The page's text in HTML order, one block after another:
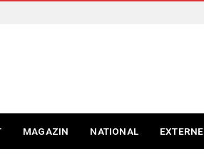
MAGAZIN NATIONAL EXTERNE